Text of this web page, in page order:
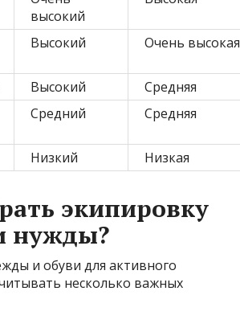
высокий
Высокий Очень высокая
Высокий
Средняя
Средний Средняя
Низкий Низкая
экипировку
нужды?
и обуви для активного
несколько важных